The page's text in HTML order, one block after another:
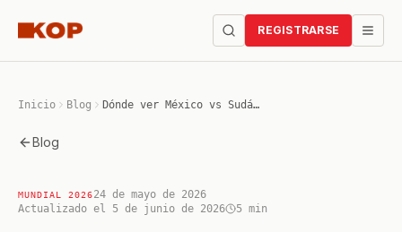
REGISTRARSE
Inicio Blog Dónde ver México vs Sudáfrica en Ponferrada
Blog
MUNDIAL 202624 de mayo de 2026
Actualizado el 5 de junio de 2026
5 min